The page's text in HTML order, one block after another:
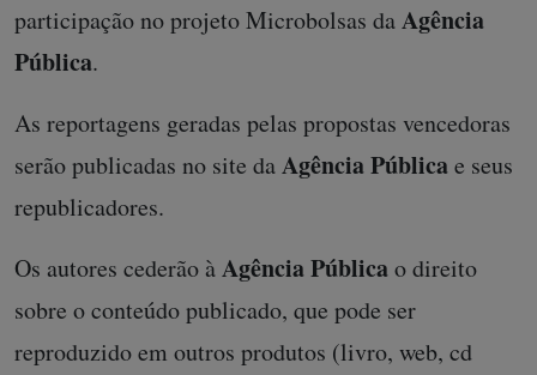
participação no projeto Microbolsas daAgência
Pública.
As reportagens geradas pelas propostas vencedoras
serão publicadas no site daAgência Públicae seus
republicadores.
Os autores cederão àAgência Públicao direito
sobre o conteúdo publicado, que pode ser
reproduzido em outros produtos (livro, web, cd